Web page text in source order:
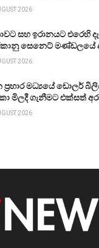
2026
සහ ඉරානයට එරෙහි
සෙනෙට් මණ්ඩලයේ
2026
ප්‍රහාර මධ්‍යයේ ඩොලර්
මිලදී ගැනීමට එක්සත්
2026